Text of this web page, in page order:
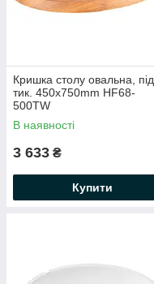
Кришка столу овальна, під
тик. 450x750mm HF68-
500TW
В наявності
3 633 ₴
Купити